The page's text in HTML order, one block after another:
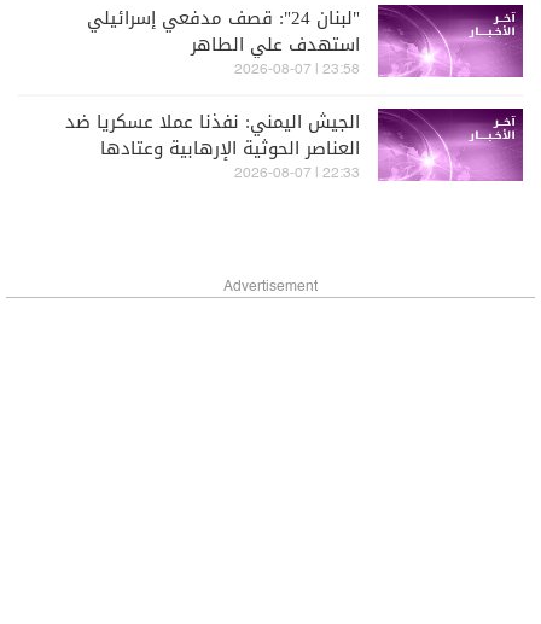
"لبنان 24": قصف مدفعي إسرائيلي
استهدف علي الطاهر
23:58 | 2026-08-07
الجيش اليمني: نفذنا عملا عسكريا ضد
العناصر الحوثية الإرهابية وعتادها
22:33 | 2026-08-07
Advertisement